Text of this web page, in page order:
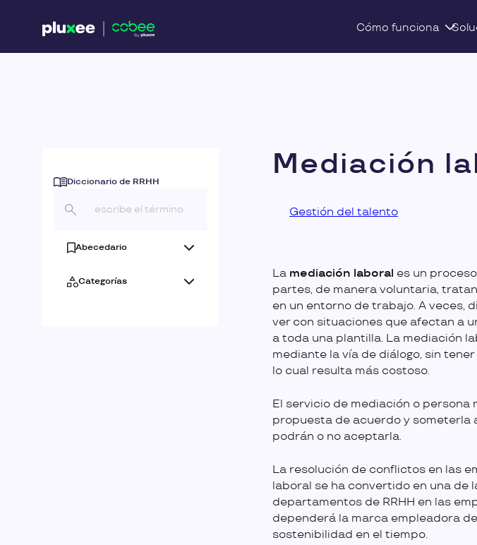
Cómo funciona
Diccionario de RRHH
Abecedario
Categorías
Mediación
Gestión del talento
La mediación laboral es un
partes, de manera voluntaria,
en un entorno de trabajo. A veces,
ver con situaciones que afectan a
a toda una plantilla. La mediación
mediante la vía de diálogo, sin
lo cual resulta más costoso.
El servicio de mediación o persona
propuesta de acuerdo y someterla
podrán o no aceptarla.
La resolución de conflictos en las
laboral se ha convertido en una de
departamentos de RRHH en las
dependerá la marca empleadora
sostenibilidad en el tiempo.